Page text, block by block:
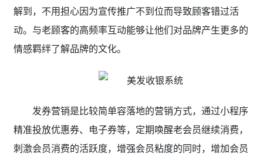
解到，不用担心因为宣传推广不到位而导致顾客错过活
动。与老顾客的高频率互动能够让他们对品牌产生更多的
情感羁绊了解品牌的文化。
发券营销是比较简单容落地的营销方式，通过小程序
精准投放优惠券、电子券等，定期唤醒老会员继续消费，
刺激会员消费的活跃度，增强会员粘度的同时，增加会员